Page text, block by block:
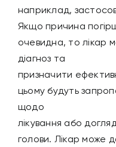
наприклад,
Якщо причина
очевидна, то лікар
діагноз та
призначити
цьому будуть
щодо
лікування або
голови. Лікар може